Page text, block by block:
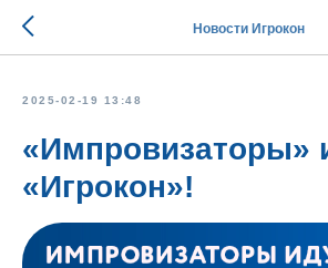
Новости Игрокон
2025-02-19 13:48
«Импровизаторы»
«Игрокон»!